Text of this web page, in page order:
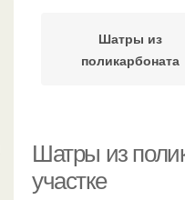
Шатры из
поликарбоната
Шатры из
участке